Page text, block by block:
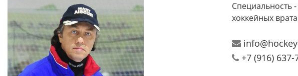
Специальность
хоккейных
+7 (916) 637-